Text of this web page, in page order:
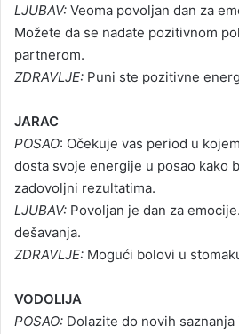
LJUBAV: Veoma povoljan dan za
Možete da se nadate pozitivnom
partnerom.
ZDRAVLJE: Puni ste pozitivne
JARAC
POSAO: Očekuje vas period u
dosta svoje energije u posao kako
zadovoljni rezultatima.
LJUBAV: Povoljan je dan za
dešavanja.
ZDRAVLJE: Mogući bolovi u
VODOLIJA
POSAO: Dolazite do novih